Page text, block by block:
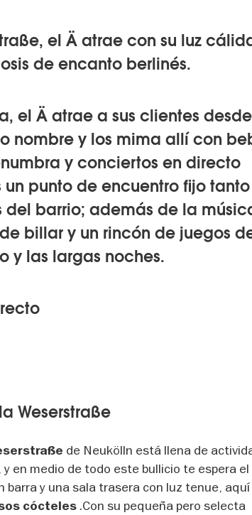
el Ä atrae con su luz
de encanto berlinés.
el Ä atrae a sus clientes
nombre y los mima allí con
y conciertos en directo
punto de encuentro fijo
barrio; además de la
billar y un rincón de juegos
y las largas noches.
Weserstraße
de Neukölln está llena de
en medio de todo este bullicio te espera el
barra y una sala trasera con luz tenue,
cócteles .Con su pequeña pero selecta